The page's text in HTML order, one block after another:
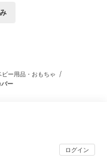
ビー用品・おもちゃ /
ー
ログイン